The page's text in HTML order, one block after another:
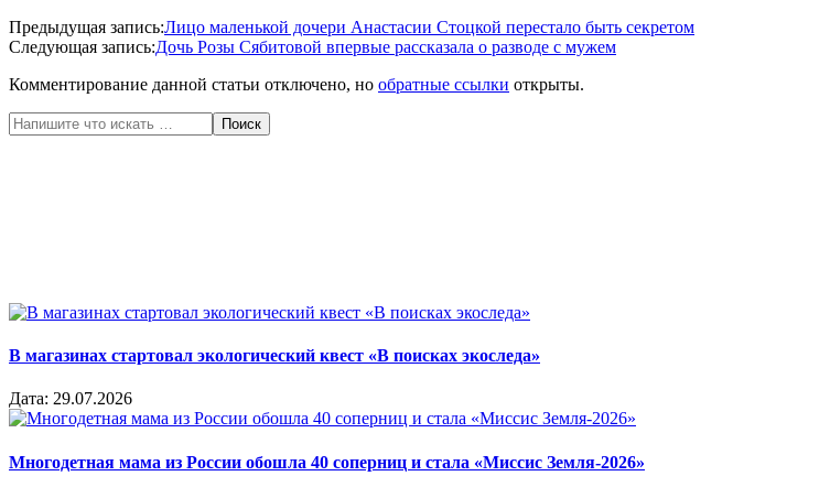
2017-
11-
Предыдущая запись:Лицо маленькой дочери Анастасии Стоцкой перестало быть секретом
Следующая запись:Дочь Розы Сябитовой впервые рассказала о разводе с мужем
Комментирование данной статьи отключено, но обратные ссылки открыты.
Поиск
В магазинах стартовал экологический квест «В поисках экоследа»
Дата: 29.07.2026
Многодетная мама из России обошла 40 соперниц и стала «Миссис Земля-2026»